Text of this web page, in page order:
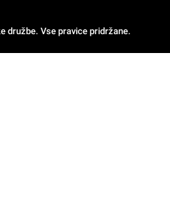
družbe. Vse pravice pridržane.